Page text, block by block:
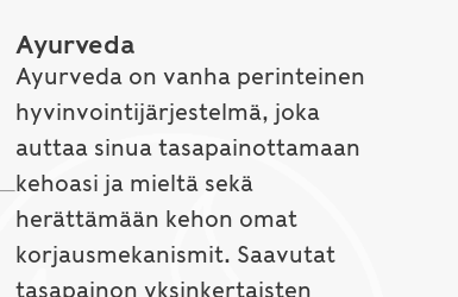
Ayurveda
Ayurveda on vanha perinteinen
hyvinvointijärjestelmä, joka
auttaa sinua tasapainottamaan
kehoasi ja mieltä sekä
herättämään kehon omat
korjausmekanismit. Saavutat
tasapainon yksinkertaisten